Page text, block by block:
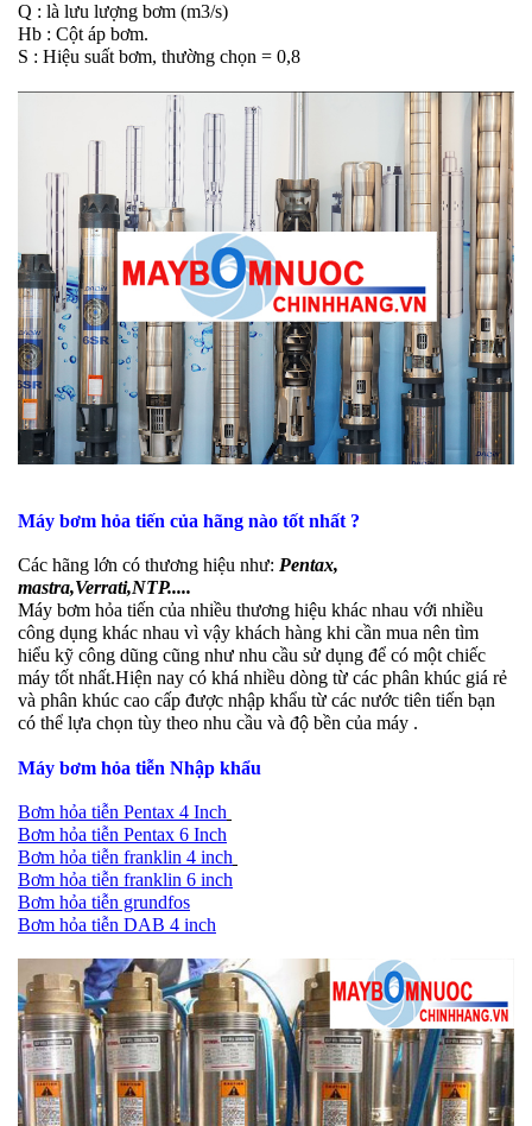
Q : là lưu lượng bơm (m3/s)
Hb : Cột áp bơm.
S : Hiệu suất bơm, thường chọn = 0,8
Máy bơm hỏa tiến của hãng nào tốt nhất ?
Các hãng lớn có thương hiệu như: Pentax,
mastra,Verrati,NTP.....
Máy bơm hỏa tiến của nhiều thương hiệu khác nhau với nhiều
công dụng khác nhau vì vậy khách hàng khi cần mua nên tìm
hiểu kỹ công dũng cũng như nhu cầu sử dụng để có một chiếc
máy tốt nhất.Hiện nay có khá nhiều dòng từ các phân khúc giá rẻ
và phân khúc cao cấp được nhập khẩu từ các nước tiên tiến bạn
có thể lựa chọn tùy theo nhu cầu và độ bền của máy .
Máy bơm hỏa tiễn Nhập khẩu
Bơm hỏa tiễn Pentax 4 Inch
Bơm hỏa tiễn Pentax 6 Inch
Bơm hỏa tiễn franklin 4 inch
Bơm hỏa tiễn franklin 6 inch
Bơm hỏa tiễn grundfos
Bơm hỏa tiễn DAB 4 inch